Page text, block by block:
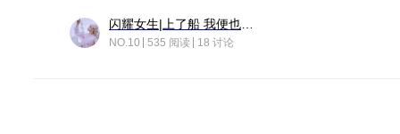
NO.10 535 阅读 18 讨论